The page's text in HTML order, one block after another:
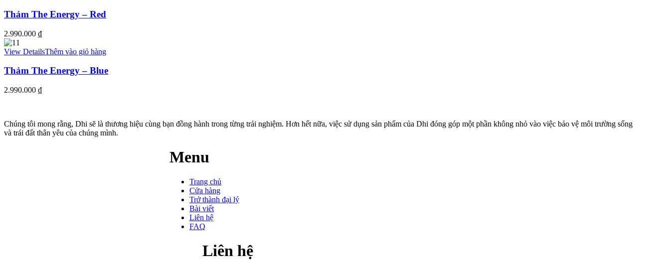
Thảm The Energy – Red
2.990.000 ₫
View DetailsThêm vào giỏ hàng
Thảm The Energy – Blue
2.990.000 ₫
Chúng tôi mong rằng, Dhi sẽ là thương hiệu cùng bạn đồng hành trong từng trải nghiệm. Hơn hết nữa, việc sử dụng sản phẩm của Dhi đóng góp một phần không nhỏ vào việc bảo vệ môi trường sống
và trái đất thân yêu của chúng mình.
Menu
Trang chủ
Cửa hàng
Trở thành đại lý
Bài viết
Liên hệ
FAQ
Liên hệ